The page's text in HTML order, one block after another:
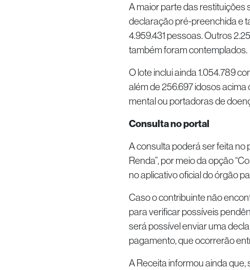
A maior parte das restituições
declaração pré-preenchida e
4.959.431 pessoas. Outros
também foram contemplados.
O lote inclui ainda 1.054.789
além de 256.697 idosos
mental ou portadoras de
Consulta no portal
A consulta poderá ser feita no
Renda”, por meio da opção
no aplicativo oficial do órgão
Caso o contribuinte não
para verificar possíveis
será possível enviar uma
pagamento, que ocorrerão
A Receita informou ainda